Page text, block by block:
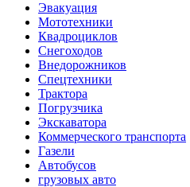
Эвакуация
Мототехники
Квадроциклов
Снегоходов
Внедорожников
Спецтехники
Трактора
Погрузчика
Экскаватора
Коммерческого транспорта
Газели
Автобусов
грузовых авто